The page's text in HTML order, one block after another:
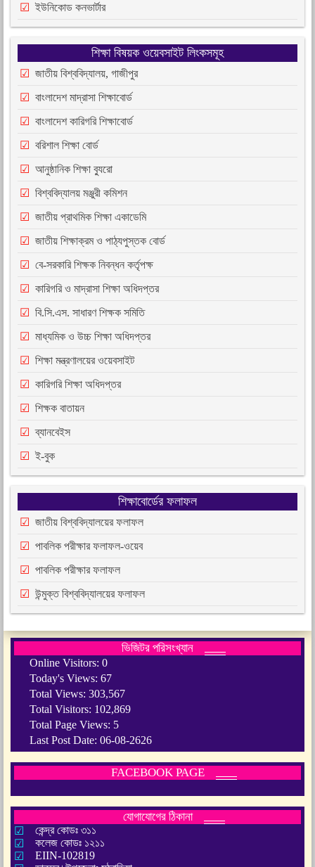
ইউনিকোড কনভার্টার
শিক্ষা বিষয়ক ওয়েবসাইট লিংকসমূহ
জাতীয় বিশ্ববিদ্যালয়, গাজীপুর
বাংলাদেশ মাদ্রাসা শিক্ষাবোর্ড
বাংলাদেশ কারিগরি শিক্ষাবোর্ড
বরিশাল শিক্ষা বোর্ড
আনুষ্ঠানিক শিক্ষা ব্যুরো
বিশ্ববিদ্যালয় মঞ্জুরী কমিশন
জাতীয় প্রাথমিক শিক্ষা একাডেমি
জাতীয় শিক্ষাক্রম ও পাঠ্যপুস্তক বোর্ড
বে-সরকারি শিক্ষক নিবন্ধন কর্তৃপক্ষ
কারিগরি ও মাদ্রাসা শিক্ষা অধিদপ্তর
বি.সি.এস. সাধারণ শিক্ষক সমিতি
মাধ্যমিক ও উচ্চ শিক্ষা অধিদপ্তর
শিক্ষা মন্ত্রণালয়ের ওয়েবসাইট
কারিগরি শিক্ষা অধিদপ্তর
শিক্ষক বাতায়ন
ব্যানবেইস
ই-বুক
শিক্ষাবোর্ডের ফলাফল
জাতীয় বিশ্ববিদ্যালয়ের ফলাফল
পাবলিক পরীক্ষার ফলাফল-ওয়েব
পাবলিক পরীক্ষার ফলাফল
উন্মুক্ত বিশ্ববিদ্যালয়ের ফলাফল
ভিজিটর পরিসংখ্যান
Online Visitors: 0
Today's Views: 67
Total Views: 303,567
Total Visitors: 102,869
Total Page Views: 5
Last Post Date: 06-08-2626
FACEBOOK PAGE
যোগাযোগের ঠিকানা
কেন্দ্র কোডঃ ৩১১
কলেজ কোডঃ ১২১১
EIIN-102819